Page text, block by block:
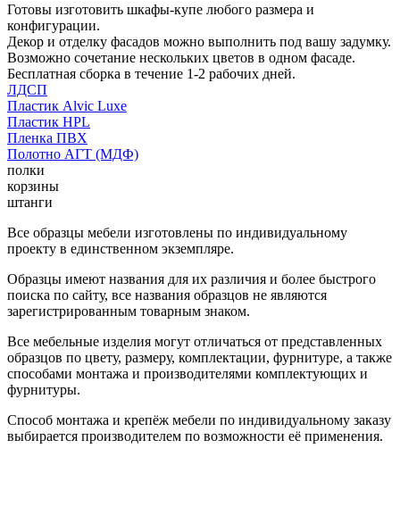
Готовы изготовить шкафы-купе любого размера и
конфигурации.
Декор и отделку фасадов можно выполнить под вашу задумку.
Возможно сочетание нескольких цветов в одном фасаде.
Бесплатная сборка в течение 1-2 рабочих дней.
ЛДСП
Пластик Alvic Luxe
Пластик HPL
Пленка ПВХ
Полотно АГТ (МДФ)
полки
корзины
штанги
Все образцы мебели изготовлены по индивидуальному
проекту в единственном экземпляре.
Образцы имеют названия для их различия и более быстрого
поиска по сайту, все названия образцов не являются
зарегистрированным товарным знаком.
Все мебельные изделия могут отличаться от представленных
образцов по цвету, размеру, комплектации, фурнитуре, а также
способами монтажа и производителями комплектующих и
фурнитуры.
Способ монтажа и крепёж мебели по индивидуальному заказу
выбирается производителем по возможности её применения.